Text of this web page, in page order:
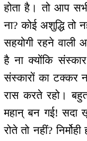
होता है। तो आप
ना? कोई अशुद्धि
सहयोगी रहने वाली
है ना क्योंकि
संस्कारों का टक्कर
रास करते रहो।
महान् बन गई! सदा
रोते तो नहीं?